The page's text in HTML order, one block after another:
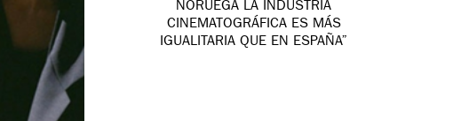
NORUEGA LA INDUSTRIA
CINEMATOGRÁFICA ES MÁS
IGUALITARIA QUE EN ESPAÑA”